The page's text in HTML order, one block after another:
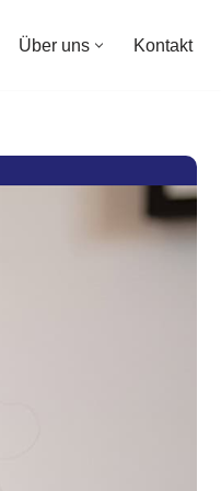
Über uns Kontakt